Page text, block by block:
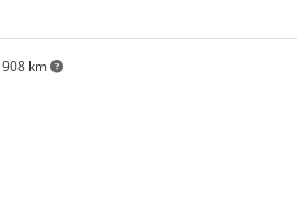
km